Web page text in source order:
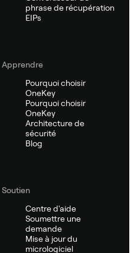
phrase de récupération
EIPs
Apprendre
Pourquoi choisir
OneKey
Pourquoi choisir
OneKey
Architecture de
sécurité
Blog
Soutien
Centre d'aide
Soumettre une
demande
Mise à jour du
micrologiciel